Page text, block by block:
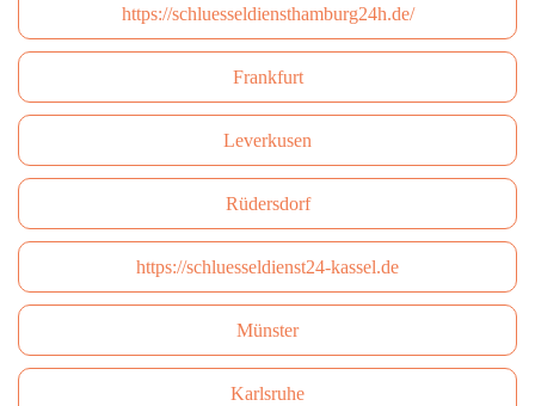
https://schluesseldiensthamburg24h.de/
Frankfurt
Leverkusen
Rüdersdorf
https://schluesseldienst24-kassel.de
Münster
Karlsruhe